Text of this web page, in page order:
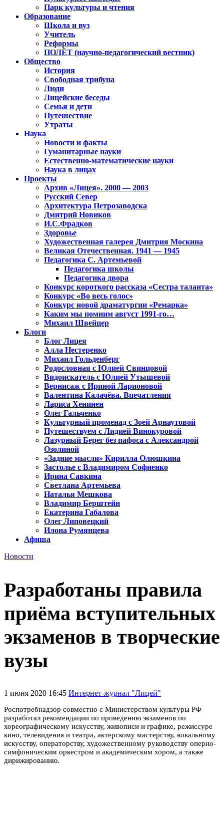
Парк культуры и чтения
Образование
Школа и вуз
Учитель
Реформы
ПОЛЁТ (научно-педагогический вестник)
Общество
История
Свободная трибуна
Люди
Лицейские беседы
Семья и дети
Путешествие
Утраты
Наука
Новости и факты
Гуманитарные науки
Естественно-математические науки
Наука в лицах
Проекты
Архив «Лицея». 2000 — 2003
Русский Север
Архитектура Петрозаводска
Дмитрий Новиков
И.С.Фрадков
Здоровье
Художественная галерея Дмитрия Москина
Великая Отечественная. 1941 — 1945
Педагогика С. Артемьевой
Педагогика школы
Педагогика двора
Конкурс короткого рассказа «Сестра таланта»
Конкурс «Во весь голос»
Конкурс новой драматургии «Ремарка»
Каким мы помним август 1991-го…
Михаил Швейцер
Блоги
Блог Лицея
Алла Нестеренко
Михаил Гольденберг
Родословная с Юлией Свинцовой
Видоискатель с Юлией Утышевой
Вернисаж с Ириной Ларионовой
Валентина Калачёва. Впечатления
Лариса Хенинен
Олег Гальченко
Культурный променад с Зоей Арнаутовой
Путешествуем с Лидией Винокуровой
Лазурный Берег без пафоса с Александрой
Озолиной
«Задние мысли» Кирилла Олюшкина
Застолье с Владимиром Софиенко
Ирина Савкина
Светлана Артемьева
Наталья Мешкова
Владимир Берштейн
Екатерина Габалова
Олег Липовецкий
Илона Румянцева
Афиша
Новости
Разработаны правила
приёма вступительных
экзаменов в творческие
вузы
1 июня 2020 16:45 Интернет-журнал "Лицей"
Роспотребнадзор совместно с Министерством культуры РФ
разработал рекомендации по проведению экзаменов по
хореографическому искусству, живописи и графике, режиссуре
кино, телевидения и театра, актерскому мастерству, вокальному
искусству, операторству, художественному руководству оперно-
симфоническим оркестром и академическим хором, а также
дирижированию.